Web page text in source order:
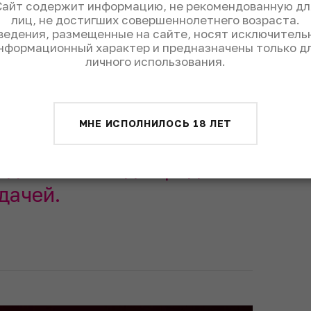
Salamander
виде. Просто хорошо
лед перед
содержит информацию, не рекомендованную
лиц, не достигших совершеннолетнего возраста.
размещенные на сайте, носят
характер и предназначены только
личного использования.
МНЕ ИСПОЛНИЛОСЬ 18 ЛЕТ